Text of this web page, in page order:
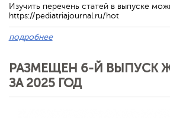
Изучить перечень статей в выпуске
https://pediatriajournal.ru/hot
подробнее
РАЗМЕЩЕН 6-Й ВЫПУСК
ЗА 2025 ГОД